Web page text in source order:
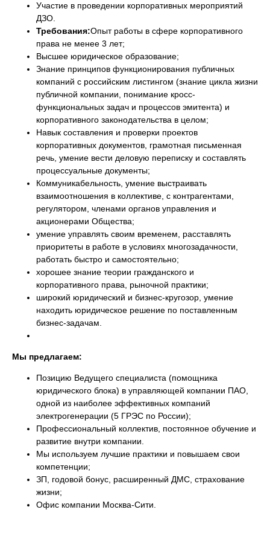
Участие в проведении корпоративных мероприятий
ДЗО.
Требования:Опыт работы в сфере корпоративного
права не менее 3 лет;
Высшее юридическое образование;
Знание принципов функционирования публичных
компаний с российским листингом (знание цикла жизни
публичной компании, понимание кросс-
функциональных задач и процессов эмитента) и
корпоративного законодательства в целом;
Навык составления и проверки проектов
корпоративных документов, грамотная письменная
речь, умение вести деловую переписку и составлять
процессуальные документы;
Коммуникабельность, умение выстраивать
взаимоотношения в коллективе, с контрагентами,
регулятором, членами органов управления и
акционерами Общества;
умение управлять своим временем, расставлять
приоритеты в работе в условиях многозадачности,
работать быстро и самостоятельно;
хорошее знание теории гражданского и
корпоративного права, рыночной практики;
широкий юридический и бизнес-кругозор, умение
находить юридическое решение по поставленным
бизнес-задачам.
Мы предлагаем:
Позицию Ведущего специалиста (помощника
юридического блока) в управляющей компании ПАО,
одной из наиболее эффективных компаний
электрогенерации (5 ГРЭС по России);
Профессиональный коллектив, постоянное обучение и
развитие внутри компании.
Мы используем лучшие практики и повышаем свои
компетенции;
ЗП, годовой бонус, расширенный ДМС, страхование
жизни;
Офис компании Москва-Сити.